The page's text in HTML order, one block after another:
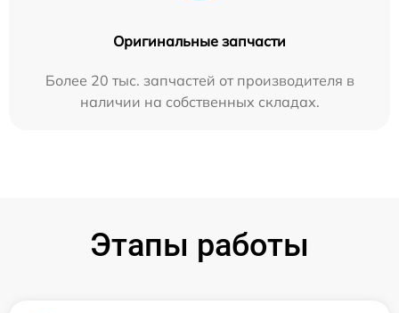
Оригинальные запчасти
Более 20 тыс. запчастей от производителя в
наличии на собственных складах.
Этапы работы